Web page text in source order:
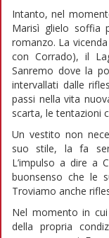
Intanto, nel
Marisì glielo soffia
romanzo. La
con Corrado), il
Sanremo dove la
intervallati dalle
passi nella vita
scarta, le tentazioni
Un vestito non
suo stile, la fa
L’impulso a dire a
buonsenso che le
Troviamo anche
Nel momento in
della propria